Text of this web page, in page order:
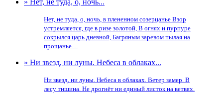
» Нет, не туда, о, ночь...
Нет, не туда, о, ночь, в плененном созерцанье Взор
устремляется, где в ризе золотой, В огнях и пурпуре
сокрылся царь дневной, Багряным заревом пылая на
прощанье....
» Ни звезд, ни луны. Небеса в облаках...
Ни звезд, ни луны. Небеса в облаках. Ветер замер. В
лесу тишина. Не дрогнёт ни единый листок на ветвях.